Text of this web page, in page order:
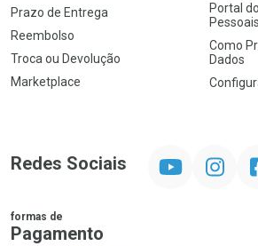
Prazo de Entrega
Reembolso
Troca ou Devolução
Marketplace
Portal
Pessoais
Como
Dados
Redes Sociais Instagram
formas de
Pagamento